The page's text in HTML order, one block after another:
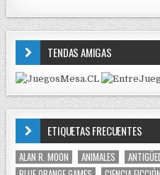
TENDAS AMIGAS
ETIQUETAS FRECUENTES
ALAN R. MOON ANIMALES